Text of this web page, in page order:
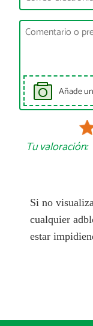
Añade
Tu valoración:
Si no
cualquier
estar